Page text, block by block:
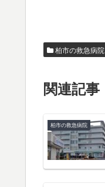
柏市の救急病院
関連記事
柏市の救急病院